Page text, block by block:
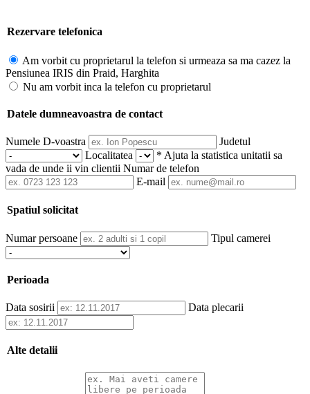
Rezervare telefonica
Am vorbit cu proprietarul la telefon si urmeaza sa ma cazez la
Pensiunea IRIS din Praid, Harghita
Nu am vorbit inca la telefon cu proprietarul
Datele dumneavoastra de contact
Numele D-voastra
Judetul
Localitatea
* Ajuta la statistica unitatii sa
vada de unde ii vin clientii Numar de telefon
E-mail
Spatiul solicitat
Numar persoane Tipul camerei
Perioada
Data sosirii Data plecarii
Alte detalii